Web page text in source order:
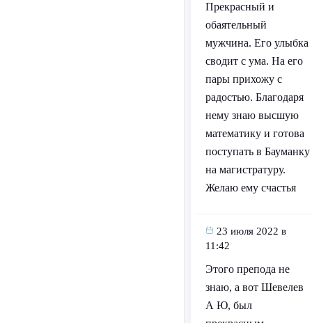
Прекрасный и
обаятельный
мужчина. Его улыбка
сводит с ума. На его
пары прихожу с
радостью. Благодаря
нему знаю высшую
математику и готова
поступать в Бауманку
на магистратуру.
Желаю ему счастья
23 июля 2022 в
11:42
Этого препода не
знаю, а вот Шевелев
А Ю, был